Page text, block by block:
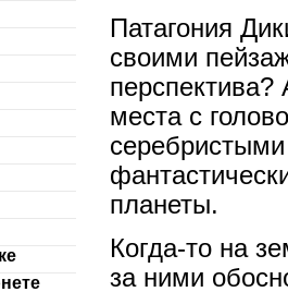
Патагония
своими
места с
планеты.
Когда-то на
за ними